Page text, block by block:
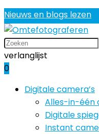
Nieuws en blogs lezen
Search
for:
verlanglijst
0
Digitale camera’s
Alles-in-één
Digitale
Instant